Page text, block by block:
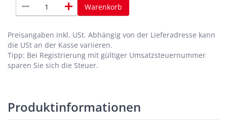
remove add Warenkorb
Preisangaben inkl. USt. Abhängig von der Lieferadresse kann
die USt an der Kasse variieren.
Tipp: Bei Registrierung mit gültiger Umsatzsteuernummer
sparen Sie sich die Steuer.
Produktinformationen